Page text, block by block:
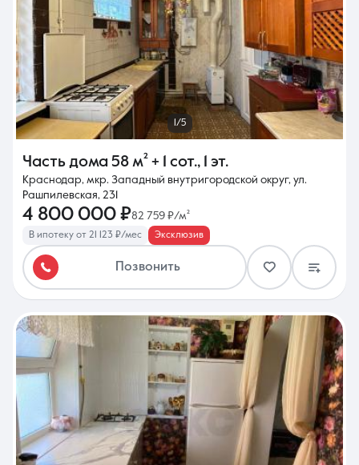
1/5
Часть дома 58 м² + 1 сот., 1 эт.
Краснодар, мкр. Западный внутригородской округ, ул.
Рашпилевская, 231
4 800 000 ₽82 759 ₽/м²
В ипотеку от 21 123 ₽/мес Эксклюзив
Позвонить